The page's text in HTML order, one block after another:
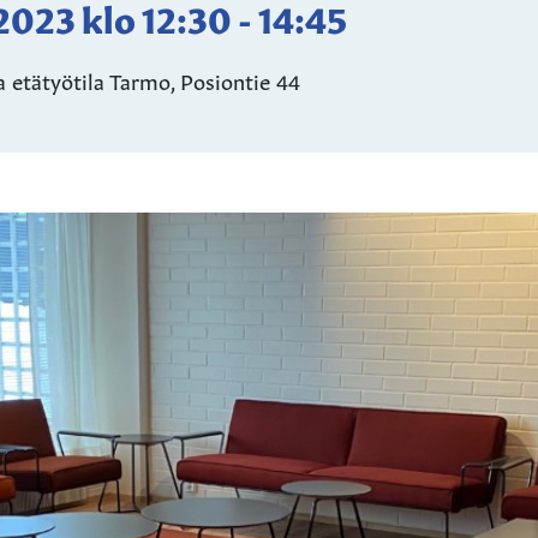
klo12:30-14:45
etätyötila Tarmo, Posiontie 44